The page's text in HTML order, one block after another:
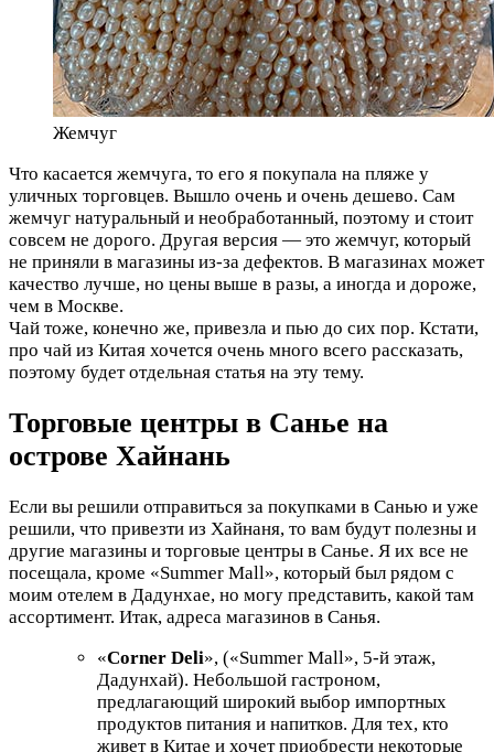
Жемчуг
Что касается жемчуга, то его я покупала на пляже у
уличных торговцев. Вышло очень и очень дешево. Сам
жемчуг натуральный и необработанный, поэтому и стоит
совсем не дорого. Другая версия — это жемчуг, который
не приняли в магазины из-за дефектов. В магазинах может
качество лучше, но цены выше в разы, а иногда и дороже,
чем в Москве.
Чай тоже, конечно же, привезла и пью до сих пор. Кстати,
про чай из Китая хочется очень много всего рассказать,
поэтому будет отдельная статья на эту тему.
Торговые центры в Санье на
острове Хайнань
Если вы решили отправиться за покупками в Санью и уже
решили, что привезти из Хайнаня, то вам будут полезны и
другие магазины и торговые центры в Санье. Я их все не
посещала, кроме «Summer Mall», который был рядом с
моим отелем в Дадунхае, но могу представить, какой там
ассортимент. Итак, адреса магазинов в Санья.
«Corner Deli», («Summer Mall», 5-й этаж,
Дадунхай). Небольшой гастроном,
предлагающий широкий выбор импортных
продуктов питания и напитков. Для тех, кто
живет в Китае и хочет приобрести некоторые